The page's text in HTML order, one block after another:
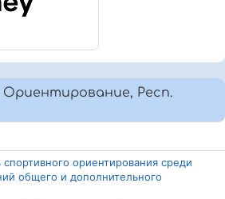
Респ.
ориентирования среди
общего и дополнительного